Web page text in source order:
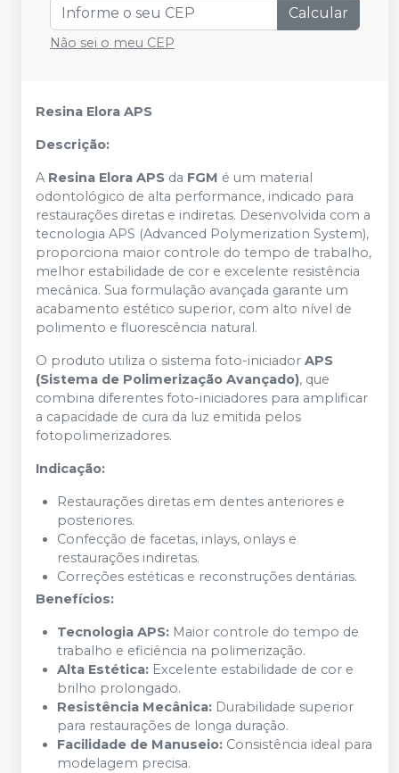
Calcular
Não sei o meu CEP
Resina Elora APS
Descrição:
A Resina Elora APS da FGM é um material
odontológico de alta performance, indicado para
restaurações diretas e indiretas. Desenvolvida com a
tecnologia APS (Advanced Polymerization System),
proporciona maior controle do tempo de trabalho,
melhor estabilidade de cor e excelente resistência
mecânica. Sua formulação avançada garante um
acabamento estético superior, com alto nível de
polimento e fluorescência natural.
O produto utiliza o sistema foto-iniciador APS
(Sistema de Polimerização Avançado), que
combina diferentes foto-iniciadores para amplificar
a capacidade de cura da luz emitida pelos
fotopolimerizadores.
Indicação:
Restaurações diretas em dentes anteriores e
posteriores.
Confecção de facetas, inlays, onlays e
restaurações indiretas.
Correções estéticas e reconstruções dentárias.
Benefícios:
Tecnologia APS: Maior controle do tempo de
trabalho e eficiência na polimerização.
Alta Estética: Excelente estabilidade de cor e
brilho prolongado.
Resistência Mecânica: Durabilidade superior
para restaurações de longa duração.
Facilidade de Manuseio: Consistência ideal para
modelagem precisa.